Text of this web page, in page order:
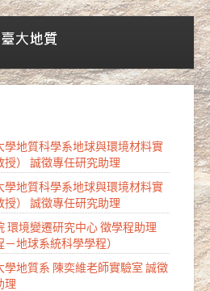
學地質科學系地球與環境材料實
授） 誠徵專任研究助理
學地質科學系地球與環境材料實
授） 誠徵專任研究助理
環境變遷研究中心 徵學程助理
－地球系統科學學程）
學地質系 陳奕維老師實驗室 誠徵
理